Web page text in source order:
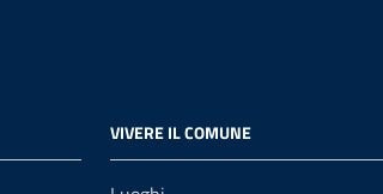
VIVERE IL COMUNE